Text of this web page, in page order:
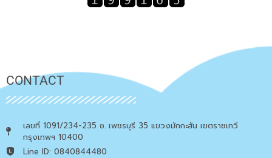
CONTACT
เลขที่ 1091/234-235 ซ. เพชรบุรี 35 แขวงมักกะสัน เขตราชเทวี
กรุงเทพฯ 10400
Line ID: 0840844480